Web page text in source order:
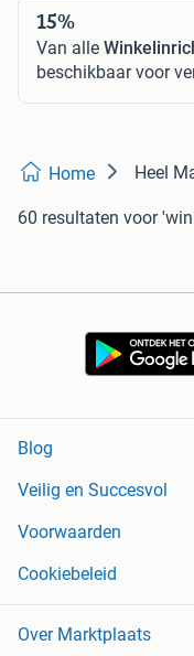
15%
Van alle
beschikbaar voor
Home Heel
60 resultaten voor
Blog
Veilig en Succesvol
Voorwaarden
Cookiebeleid
Over Marktplaats